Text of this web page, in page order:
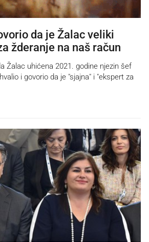
da je Žalac veliki
žderanje na naš račun
Žalac uhićena 2021. godine njezin šef
i govorio da je "sjajna" i "ekspert za